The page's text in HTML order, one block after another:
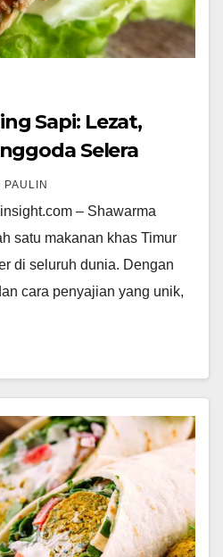
Sapi: Lezat,
Selera
PAULIN
– Shawarma
satu makanan khas Timur
di seluruh dunia. Dengan
cara penyajian yang unik,